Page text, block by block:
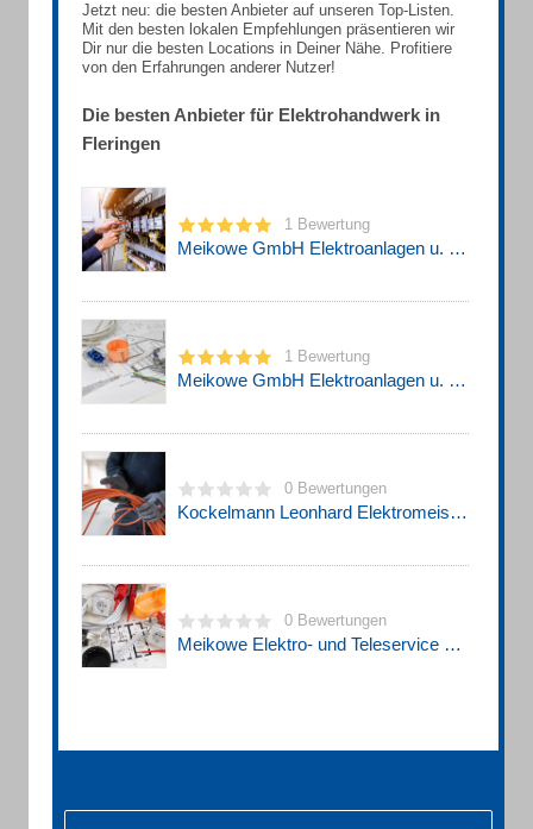
Jetzt neu: die besten Anbieter auf unseren Top-Listen.
Mit den besten lokalen Empfehlungen präsentieren wir
Dir nur die besten Locations in Deiner Nähe. Profitiere
von den Erfahrungen anderer Nutzer!
Die besten Anbieter für Elektrohandwerk in
Fleringen
1 Bewertung
Meikowe GmbH Elektroanlagen u. Recycling
1 Bewertung
Meikowe GmbH Elektroanlagen u. Recycling
0 Bewertungen
Kockelmann Leonhard Elektromeister
0 Bewertungen
Meikowe Elektro- und Teleservice GmbH